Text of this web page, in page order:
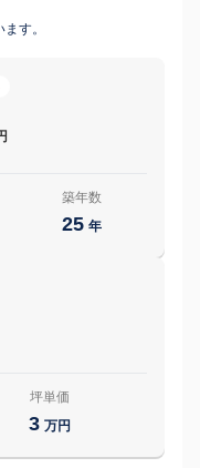
す。
築年数
25 年
坪単価
3 万円